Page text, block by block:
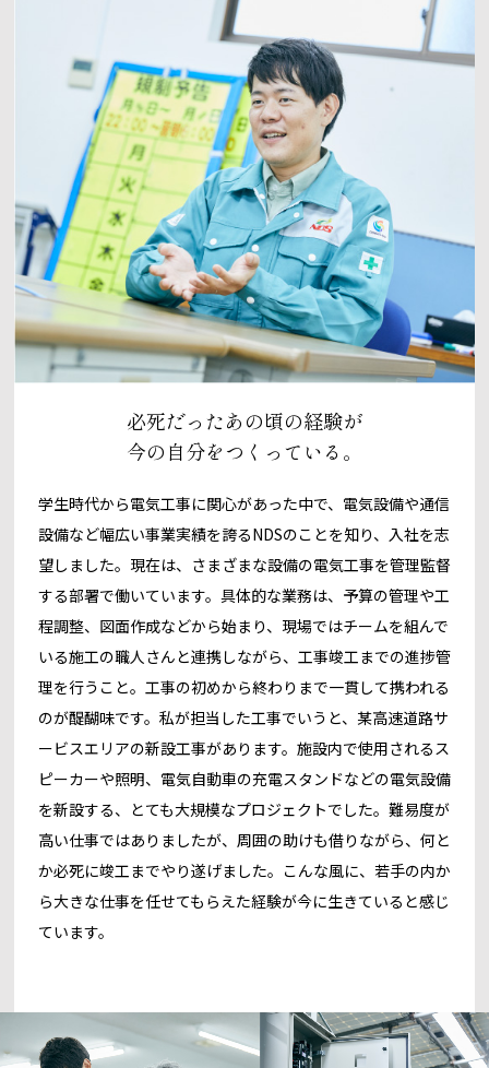
必死だったあの頃の経験が
今の自分をつくっている。
学生時代から電気工事に関心があった中で、電気設備や通信
設備など幅広い事業実績を誇るNDSのことを知り、入社を志
望しました。現在は、さまざまな設備の電気工事を管理監督
する部署で働いています。具体的な業務は、予算の管理や工
程調整、図面作成などから始まり、現場ではチームを組んで
いる施工の職人さんと連携しながら、工事竣工までの進捗管
理を行うこと。工事の初めから終わりまで一貫して携われる
のが醍醐味です。私が担当した工事でいうと、某高速道路サ
ービスエリアの新設工事があります。施設内で使用されるス
ピーカーや照明、電気自動車の充電スタンドなどの電気設備
を新設する、とても大規模なプロジェクトでした。難易度が
高い仕事ではありましたが、周囲の助けも借りながら、何と
か必死に竣工までやり遂げました。こんな風に、若手の内か
ら大きな仕事を任せてもらえた経験が今に生きていると感じ
ています。